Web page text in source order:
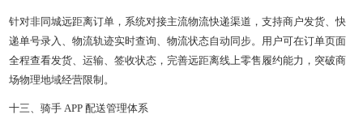
针对非同城远距离订单，系统对接主流物流快递渠道，支持商户发货、快
递单号录入、物流轨迹实时查询、物流状态自动同步。用户可在订单页面
全程查看发货、运输、签收状态，完善远距离线上零售履约能力，突破商
场物理地域经营限制。
十三、骑手 APP 配送管理体系